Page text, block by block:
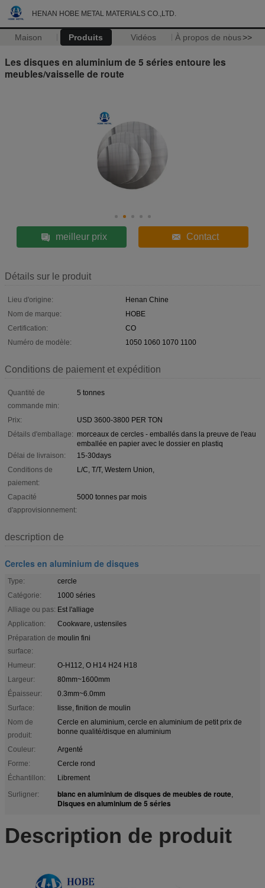
HENAN HOBE METAL MATERIALS CO.,LTD.
Maison Produits Vidéos À propos de nous>>
Les disques en aluminium de 5 séries entoure les
meubles/vaisselle de route
meilleur prix Contact
Détails sur le produit
Lieu d'origine:
Henan Chine
Nom de marque:
HOBE
Certification:
CO
Numéro de modèle:
1050 1060 1070 1100
Conditions de paiement et expédition
Quantité de
commande min:
5 tonnes
Prix:
USD 3600-3800 PER TON
Détails d'emballage: morceaux de cercles - emballés dans la preuve de l'eau
emballée en papier avec le dossier en plastiq
Délai de livraison:
15-30days
Conditions de
paiement:
L/C, T/T, Western Union,
Capacité
d'approvisionnement:
5000 tonnes par mois
description de
Cercles en aluminium de disques
Type:
cercle
Catégorie:
1000 séries
Alliage ou pas: Est l'alliage
Application:
Cookware, ustensiles
Préparation de
surface:
moulin fini
Humeur:
O-H112, O H14 H24 H18
Largeur:
80mm~1600mm
Épaisseur:
0.3mm~6.0mm
Surface:
lisse, finition de moulin
Nom de
produit:
Cercle en aluminium, cercle en aluminium de petit prix de
bonne qualité/disque en aluminium
Couleur:
Argenté
Forme:
Cercle rond
Échantillon:
Librement
Surligner:
blanc en aluminium de disques de meubles de route,
Disques en aluminium de 5 séries
Description de produit